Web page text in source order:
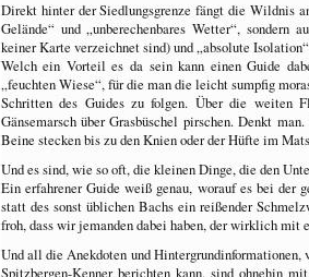
Direkt hinter der Siedlungsgrenze fängt die Wildnis
Gelände“ und „unberechenbares Wetter“, sondern
keiner Karte verzeichnet sind) und „absolute
Welch ein Vorteil es da sein kann einen Guide
„feuchten Wiese“, für die man die leicht sumpfig
Schritten des Guides zu folgen. Über die weiten
Gänsemarsch über Grasbüschel pirschen. Denkt
Beine stecken bis zu den Knien oder der Hüfte im
Und es sind, wie so oft, die kleinen Dinge, die den
Ein erfahrener Guide weiß genau, worauf es bei der
statt des sonst üblichen Bachs ein reißender
froh, dass wir jemanden dabei haben, der wirklich mit
Und all die Anekdoten und Hintergrundinformationen,